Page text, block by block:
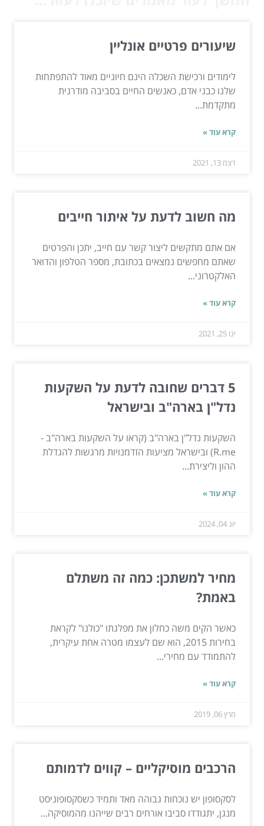
שיעורים פרטיים אונליין
לימודים ורכישת השכלה הינם חיוניים מאוד להתפתחות
שלנו כבני אדם, כאנשים החיים בסביבה מודרנית
מתקדמת...
קרא עוד »
דצמ 13, 2021
מה חשוב לדעת על איתור חייבים
אם אתם מתקשים ליצור קשר עם חייב, יתכן והפרטים
שאתם מחפשים נמצאים בכתובת, מספר הטלפון והדואר
האלקטרוני...
קרא עוד »
ינו 25, 2021
5 דברים שחובה לדעת על השקעות
נדל"ן בארה"ב ובישראל
השקעות נדל"ן בארה"ב (קראו על השקעות בארה"ב -
R.me) ובישראל מציעות הזדמנויות מרגשות להגדלת
ההון וליצירת...
קרא עוד »
יונ 04, 2024
מחיר למשתכן: כמה זה משתלם
באמת?
כאשר הקים משה כחלון את מפלגתו "כולנו" לקראת
בחירות 2015, הוא שם לעצמו מטרה אחת עיקרית,
להתמודד עם מחירי...
קרא עוד »
מרץ 06, 2019
הרכבים מוסיקליים – קווים לדמותם
לסקסופון יש נוכחות גבוהה מאד ותמיד כשסקסופוניסט
מנגן, יתגודדו סביבו אורחים רבים שייהנו מהמוסיקה...